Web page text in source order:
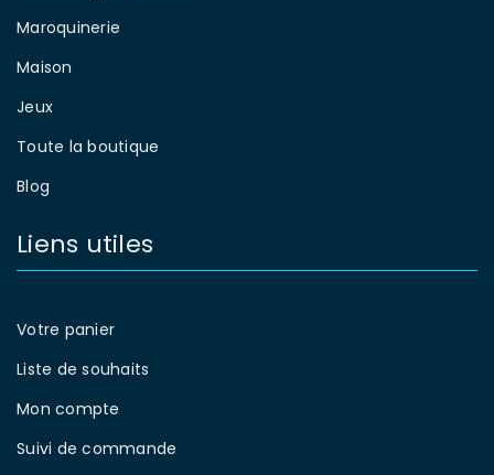
Maroquinerie
Maison
Jeux
Toute la boutique
Blog
Liens utiles
Votre panier
Liste de souhaits
Mon compte
Suivi de commande